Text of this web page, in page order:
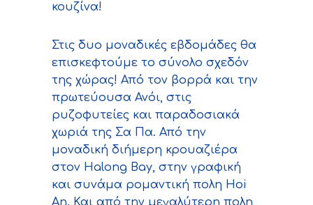
κουζίνα!
Στις δυο μοναδικές εβδομάδες θα
επισκεφτούμε το σύνολο σχεδόν
της χώρας! Από τον βορρά και την
πρωτεύουσα Ανόι, στις
ρυζοφυτείες και παραδοσιακά
χωριά της Σα Πα. Από την
μοναδική διήμερη κρουαζιέρα
στον Halong Bay, στην γραφική
και συνάμα ρομαντική πολη Hoi
An. Και από την μεγαλύτερη πολη